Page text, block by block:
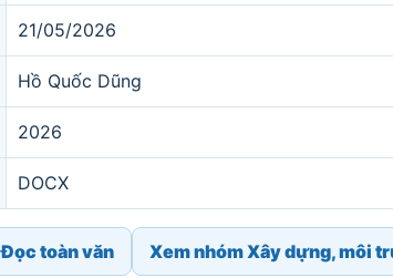
21/05/2026
Hồ Quốc Dũng
2026
DOCX
Đọc toàn văn Xem nhóm Xây dựng, môi